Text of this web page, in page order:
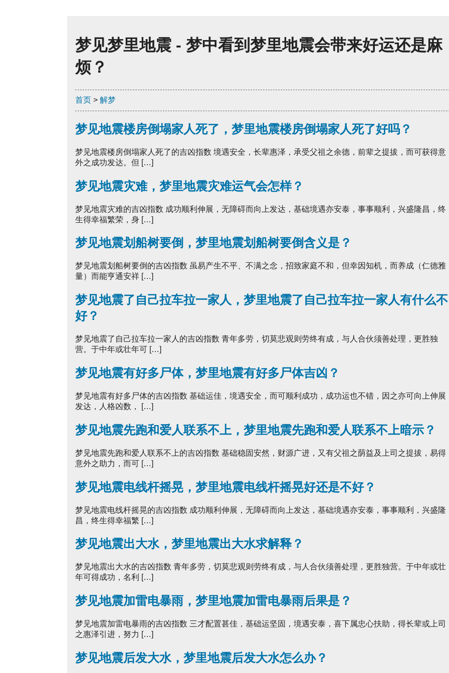
梦见梦里地震 - 梦中看到梦里地震会带来好运还是麻
烦？
首页 > 解梦
梦见地震楼房倒塌家人死了，梦里地震楼房倒塌家人死了好吗？
梦见地震楼房倒塌家人死了的吉凶指数 境遇安全，长辈惠泽，承受父祖之余德，前辈之提拔，而可获得意
外之成功发达。但 […]
梦见地震灾难，梦里地震灾难运气会怎样？
梦见地震灾难的吉凶指数 成功顺利伸展，无障碍而向上发达，基础境遇亦安泰，事事顺利，兴盛隆昌，终
生得幸福繁荣，身 […]
梦见地震划船树要倒，梦里地震划船树要倒含义是？
梦见地震划船树要倒的吉凶指数 虽易产生不平、不满之念，招致家庭不和，但幸因知机，而养成（仁德雅
量）而能亨通安祥 […]
梦见地震了自己拉车拉一家人，梦里地震了自己拉车拉一家人有什么不
好？
梦见地震了自己拉车拉一家人的吉凶指数 青年多劳，切莫悲观则劳终有成，与人合伙须善处理，更胜独
营。于中年或壮年可 […]
梦见地震有好多尸体，梦里地震有好多尸体吉凶？
梦见地震有好多尸体的吉凶指数 基础运佳，境遇安全，而可顺利成功，成功运也不错，因之亦可向上伸展
发达，人格凶数， […]
梦见地震先跑和爱人联系不上，梦里地震先跑和爱人联系不上暗示？
梦见地震先跑和爱人联系不上的吉凶指数 基础稳固安然，财源广进，又有父祖之荫益及上司之提拔，易得
意外之助力，而可 […]
梦见地震电线杆摇晃，梦里地震电线杆摇晃好还是不好？
梦见地震电线杆摇晃的吉凶指数 成功顺利伸展，无障碍而向上发达，基础境遇亦安泰，事事顺利，兴盛隆
昌，终生得幸福繁 […]
梦见地震出大水，梦里地震出大水求解释？
梦见地震出大水的吉凶指数 青年多劳，切莫悲观则劳终有成，与人合伙须善处理，更胜独营。于中年或壮
年可得成功，名利 […]
梦见地震加雷电暴雨，梦里地震加雷电暴雨后果是？
梦见地震加雷电暴雨的吉凶指数 三才配置甚佳，基础运坚固，境遇安泰，喜下属忠心扶助，得长辈或上司
之惠泽引进，努力 […]
梦见地震后发大水，梦里地震后发大水怎么办？